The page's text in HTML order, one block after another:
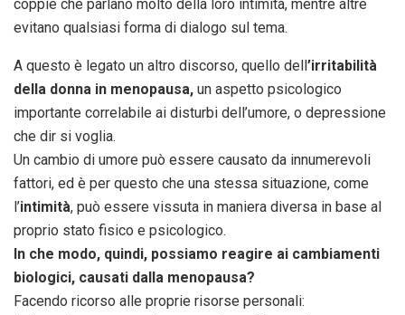
coppie che parlano molto della loro intimità, mentre altre
evitano qualsiasi forma di dialogo sul tema.
A questo è legato un altro discorso, quello dell ’irritabilità
della donna in menopausa, un aspetto psicologico
importante correlabile ai disturbi dell’umore, o depressione
che dir si voglia.
Un cambio di umore può essere causato da innumerevoli
fattori, ed è per questo che una stessa situazione, come
l’intimità, può essere vissuta in maniera diversa in base al
proprio stato fisico e psicologico.
In che modo, quindi, possiamo reagire ai cambiamenti
biologici, causati dalla menopausa?
Facendo ricorso alle proprie risorse personali: